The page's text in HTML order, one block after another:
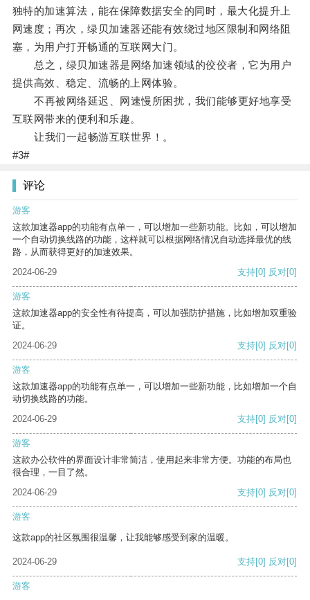
独特的加速算法，能在保障数据安全的同时，最大化提升上
网速度；再次，绿贝加速器还能有效绕过地区限制和网络阻
塞，为用户打开畅通的互联网大门。
总之，绿贝加速器是网络加速领域的佼佼者，它为用户
提供高效、稳定、流畅的上网体验。
不再被网络延迟、网速慢所困扰，我们能够更好地享受
互联网带来的便利和乐趣。
让我们一起畅游互联世界！。
#3#
评论
游客
这款加速器app的功能有点单一，可以增加一些新功能。比如，可以增加
一个自动切换线路的功能，这样就可以根据网络情况自动选择最优的线
路，从而获得更好的加速效果。
2024-06-29
支持[0] 反对[0]
游客
这款加速器app的安全性有待提高，可以加强防护措施，比如增加双重验
证。
2024-06-29
支持[0] 反对[0]
游客
这款加速器app的功能有点单一，可以增加一些新功能，比如增加一个自
动切换线路的功能。
2024-06-29
支持[0] 反对[0]
游客
这款办公软件的界面设计非常简洁，使用起来非常方便。功能的布局也
很合理，一目了然。
2024-06-29
支持[0] 反对[0]
游客
这款app的社区氛围很温馨，让我能够感受到家的温暖。
2024-06-29 支持[0] 反对[0]
游客